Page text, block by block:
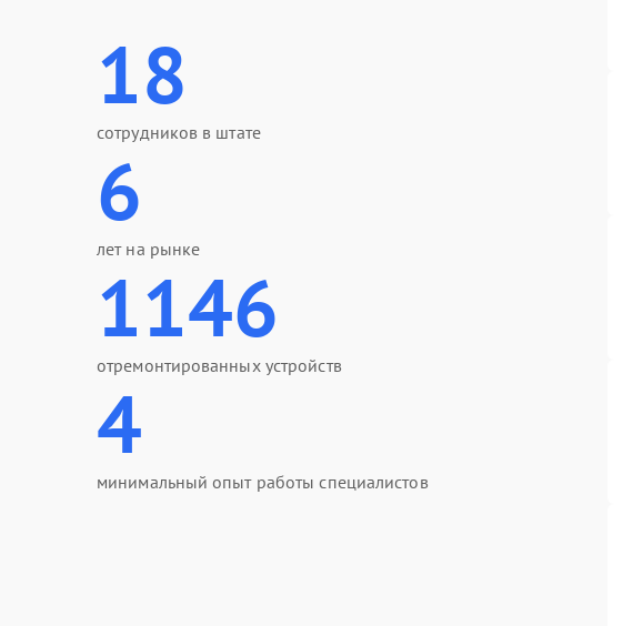
18
сотрудников в штате
6
лет на рынке
1146
отремонтированных устройств
4
минимальный опыт работы специалистов